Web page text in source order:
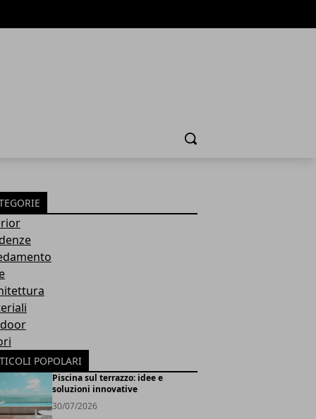
Cerca
POPOLARI
Piscina sul terrazzo: idee e
soluzioni innovative
30/07/2026